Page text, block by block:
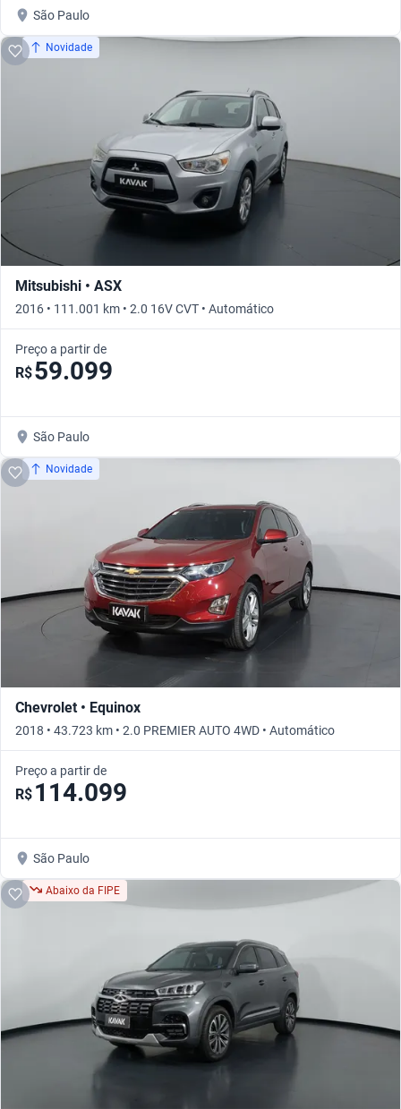
São Paulo
Novidade
Mitsubishi • ASX
2016 • 111.001 km • 2.0 16V CVT • Automático
Preço a partir de
R$59.099
São Paulo
Novidade
Chevrolet • Equinox
2018 • 43.723 km • 2.0 PREMIER AUTO 4WD • Automático
Preço a partir de
R$ 114.099
São Paulo
Abaixo da FIPE